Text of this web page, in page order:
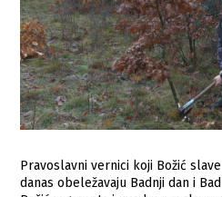
Pravoslavni vernici koji Božić
danas obeležavaju Badnji dan i